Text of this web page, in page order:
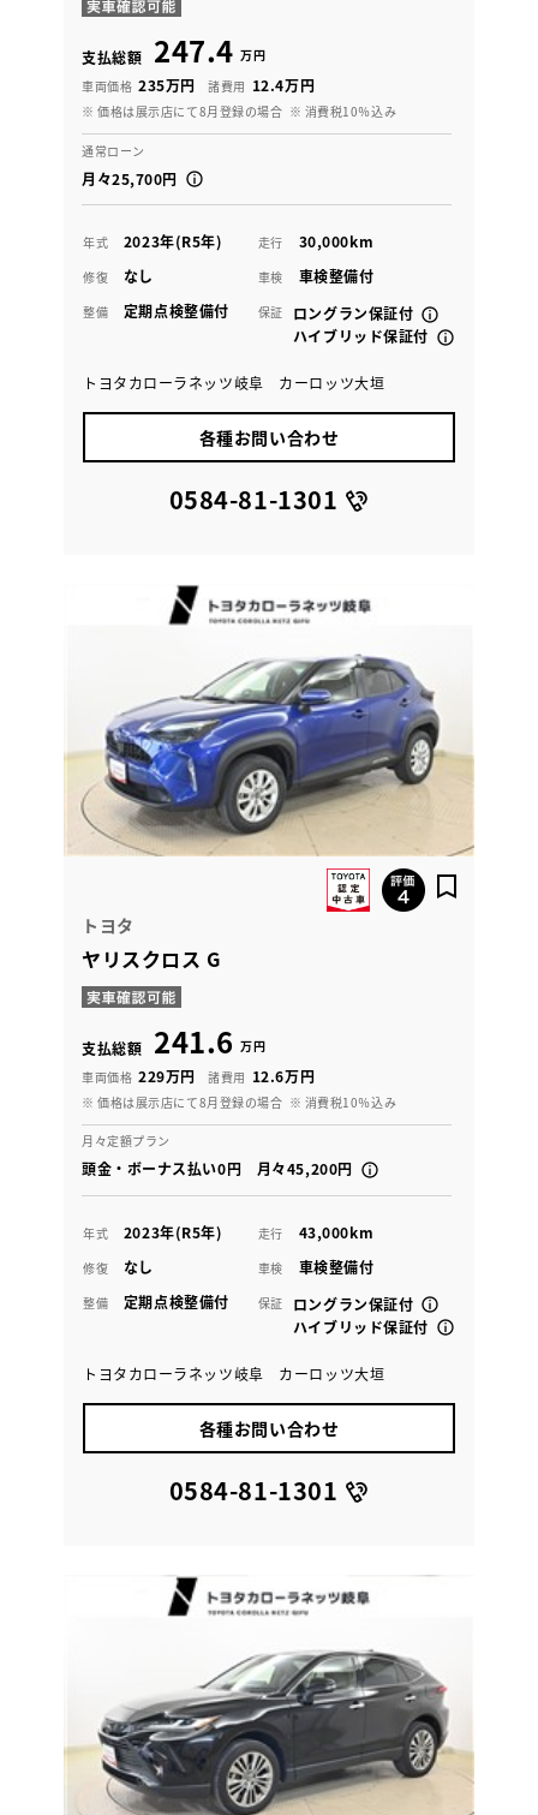
支払総額 247.4 万円
車両価格 235万円 諸費用 12.4万円
※ 価格は展示店にて8月登録の場合 ※ 消費税10％込み
通常ローン
月々25,700円
年式 2023年(R5年) 走行 30,000km
修復 なし 車検 車検整備付
整備 定期点検整備付 保証
ロングラン保証付
ハイブリッド保証付
トヨタカローラネッツ岐阜 カーロッツ大垣
各種お問い合わせ
0584-81-1301
トヨタ
ヤリスクロス G
支払総額 241.6 万円
車両価格 229万円 諸費用 12.6万円
※ 価格は展示店にて8月登録の場合 ※ 消費税10％込み
月々定額プラン
頭金・ボーナス払い0円 月々45,200円
年式 2023年(R5年) 走行 43,000km
修復 なし 車検 車検整備付
整備 定期点検整備付 保証
ロングラン保証付
ハイブリッド保証付
トヨタカローラネッツ岐阜 カーロッツ大垣
各種お問い合わせ
0584-81-1301